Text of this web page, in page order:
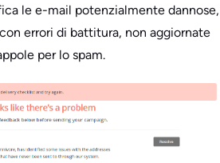
le e-mail potenzialmente dannose,
errori di battitura, non aggiornate
per lo spam.